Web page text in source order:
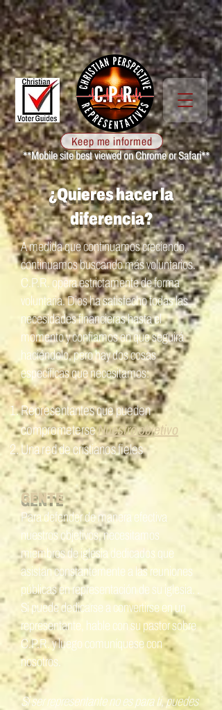
**Mobile site best viewed on Chrome or Safari**
Keep me informed
¿Quieres hacer la
diferencia?
A medida que continuamos creciendo,
continuamos buscando más voluntarios.
C.P.R. opera estrictamente de forma
voluntaria. Dios ha satisfecho todas las
necesidades financieras hasta el
momento y confiamos en que seguirá
haciéndolo, pero hay dos cosas
específicas que necesitamos:
Representantes que pueden
comprometerseNuestro objetivo
Una red de cristianos fieles
GENTE
Para defender de manera efectiva
nuestros objetivos, necesitamos
miembros de iglesia dedicados que
asistan constantemente a las reuniones
públicas en representación de su iglesia. .
Si puede dedicarse a convertirse en un
representante, hable con su pastor sobre
C.P.R.y luego comuníquese con
nosotros.
Si ser representante no es para ti, puedes